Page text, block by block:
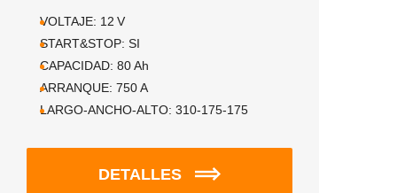
VOLTAJE: 12 V
START&STOP: SI
CAPACIDAD: 80Ah
ARRANQUE: 750A
LARGO-ANCHO-ALTO: 310-175-175
DETALLES